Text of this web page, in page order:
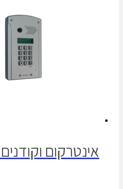
אינטרקום וקודנים